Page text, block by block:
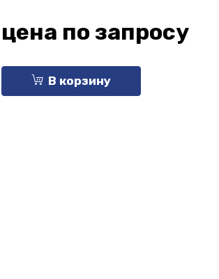
цена по запросу
В корзину